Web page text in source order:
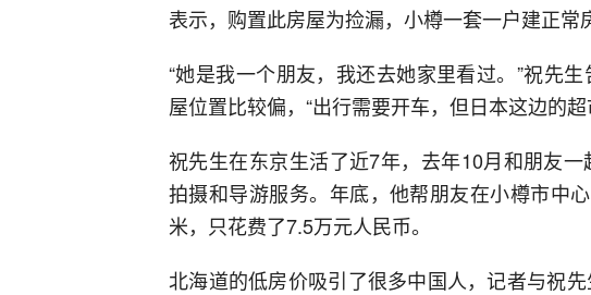
表示，购置此房屋为捡漏，小樽一套一户建正常
“她是我一个朋友，我还去她家里看过。”祝先
屋位置比较偏，“出行需要开车，但日本这边的
祝先生在东京生活了近7年，去年10月和朋友
拍摄和导游服务。年底，他帮朋友在小樽市中
米，只花费了7.5万元人民币。
北海道的低房价吸引了很多中国人，记者与祝